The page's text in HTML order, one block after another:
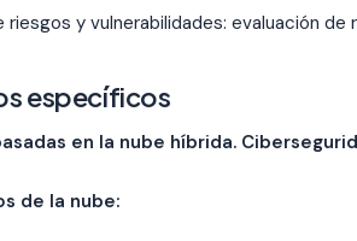
riesgos y vulnerabilidades: evaluación
específicos
en la nube híbrida.
de la nube: